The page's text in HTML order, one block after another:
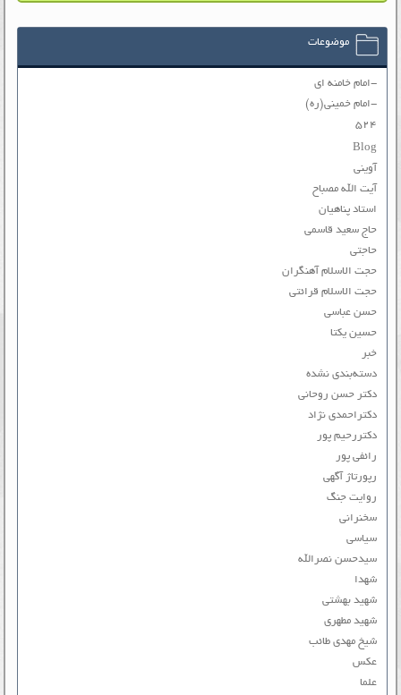
موضوعات
-امام خامنه ای
-امام خمینی(ره)
۵۲۴
Blog
آوینی
آیت الله مصباح
استاد پناهیان
حاج سعید قاسمی
حاجتی
حجت الاسلام آهنگران
حجت الاسلام قرائتی
حسن عباسی
حسین یکتا
خبر
دسته‌بندی نشده
دکتر حسن روحانی
دکتراحمدی نژاد
دکتررحیم پور
رائفی پور
رپورتاژ آگهی
روایت جنگ
سخنرانی
سیاسی
سیدحسن نصرالله
شهدا
شهید بهشتی
شهید مطهری
شیخ مهدی طائب
عکس
علما